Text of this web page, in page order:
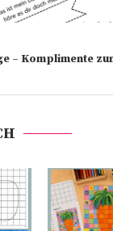
– Komplimente